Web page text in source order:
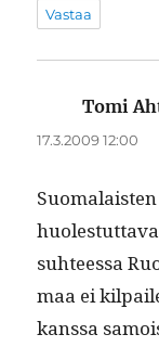
Vastaa
Tomi
17.3.2009 12:00
suh­teessa
maa ei
kanssa